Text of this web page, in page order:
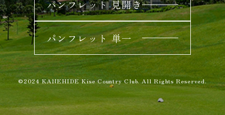
パンフレット 見開き
パンフレット 単一
©2024 KANEHIDE Kise Country Club. All Rights Reserved.